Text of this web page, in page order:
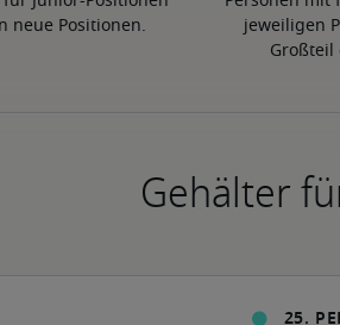
neue Positionen.
jeweiligen
Großteil
Gehälter